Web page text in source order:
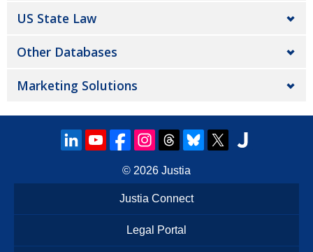
US State Law
Other Databases
Marketing Solutions
© 2026 Justia
Justia Connect
Legal Portal